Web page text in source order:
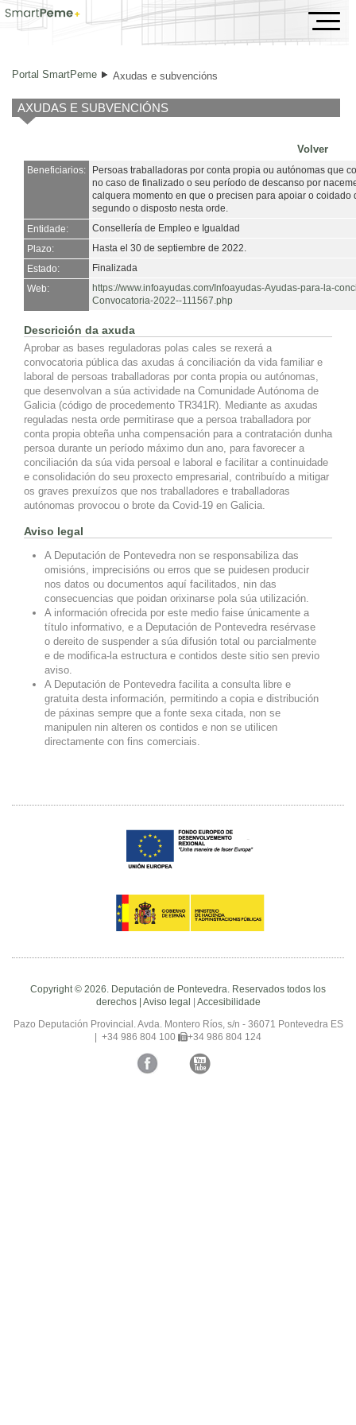
Axudas e subvencións
Portal SmartPeme Axudas e subvencións
AXUDAS E SUBVENCIÓNS
Volver
Beneficiarios:
Persoas traballadoras por conta propia ou autónomas que
no caso de finalizado o seu período de descanso por
calquera momento en que o precisen para apoiar o
segundo o disposto nesta orde.
Entidade:
Consellería de Empleo e Igualdad
Plazo:
Hasta el 30 de septiembre de 2022.
Estado:
Finalizada
Web:
https://www.infoayudas.com/Infoayudas-Ayudas-para-la-
Convocatoria-2022--111567.php
Descrición da axuda
Aprobar as bases reguladoras polas cales se rexerá a
convocatoria pública das axudas á conciliación da vida familiar e
laboral de persoas traballadoras por conta propia ou autónomas,
que desenvolvan a súa actividade na Comunidade Autónoma de
Galicia (código de procedemento TR341R). Mediante as axudas
reguladas nesta orde permitirase que a persoa traballadora por
conta propia obteña unha compensación para a contratación dunha
persoa durante un período máximo dun ano, para favorecer a
conciliación da súa vida persoal e laboral e facilitar a continuidade
e consolidación do seu proxecto empresarial, contribuído a mitigar
os graves prexuízos que nos traballadores e traballadoras
autónomas provocou o brote da Covid-19 en Galicia.
Aviso legal
A Deputación de Pontevedra non se responsabiliza das
omisións, imprecisións ou erros que se puidesen producir
nos datos ou documentos aquí facilitados, nin das
consecuencias que poidan orixinarse pola súa utilización.
A información ofrecida por este medio faise únicamente a
título informativo, e a Deputación de Pontevedra resérvase
o dereito de suspender a súa difusión total ou parcialmente
e de modifica-la estructura e contidos deste sitio sen previo
aviso.
A Deputación de Pontevedra facilita a consulta libre e
gratuita desta información, permitindo a copia e distribución
de páxinas sempre que a fonte sexa citada, non se
manipulen nin alteren os contidos e non se utilicen
directamente con fins comerciais.
Copyright © 2026. Deputación de Pontevedra. Reservados todos los
derechos | Aviso legal | Accesibilidade
Pazo Deputación Provincial. Avda. Montero Ríos, s/n - 36071 Pontevedra ES
| +34 986 804 100
+34 986 804 124
Facebook
Twitter YouTube